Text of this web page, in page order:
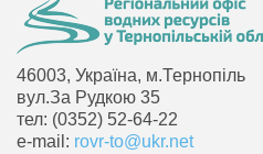
46003, Україна, м.Тернопіль
вул.За Рудкою 35
тел: (0352) 52-64-22
e-mail: rovr-to@ukr.net